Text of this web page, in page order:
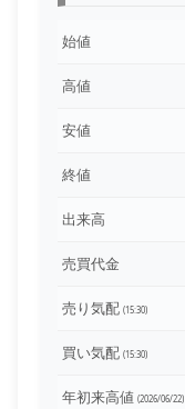
始値
高値
安値
終値
出来高
売買代金
売り気配 (15:30)
買い気配 (15:30)
年初来高値 (2026/06/22)